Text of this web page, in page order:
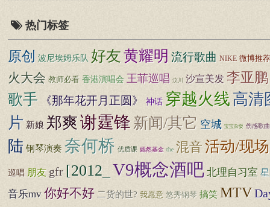
热门标签
原创 波尼埃姆乐队 好友黄耀明 流行歌曲 NIKE 微博推荐
火大会 教师必看 香港演唱会 王菲巡唱 汶川 沙宣美发 李亚鹏
歌手 《那年花开月正圆》 神话 穿越火线高清
片 新娘 郑爽谢霆锋新闻/其它 空城 宝宝杂耍 伤感歌曲
陆 钢琴演奏 奈何桥 优质课 嫣然基金 the 混音活动/现场
巡唱 朋友 gfr [2012_ V9概念酒吧 北理自习室
音乐mv 你好不好 二货的世? 我愿意 悠秀钢琴 搞笑 MTV